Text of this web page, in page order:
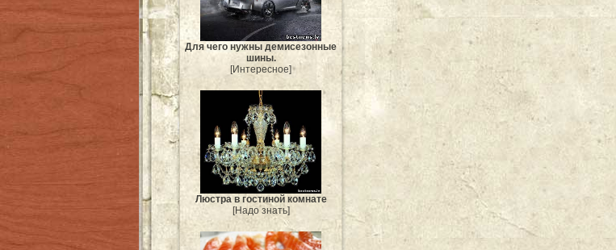
Для чего нужны демисезонные
шины.
[Интересное]
Люстра в гостиной комнате
[Надо знать]